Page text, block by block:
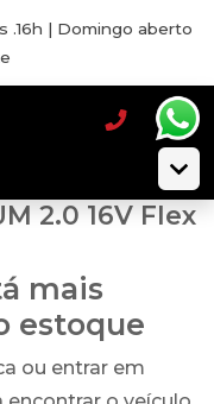
.16h | Domingo aberto
2.0 16V Flex
mais
estoque
ou entrar em